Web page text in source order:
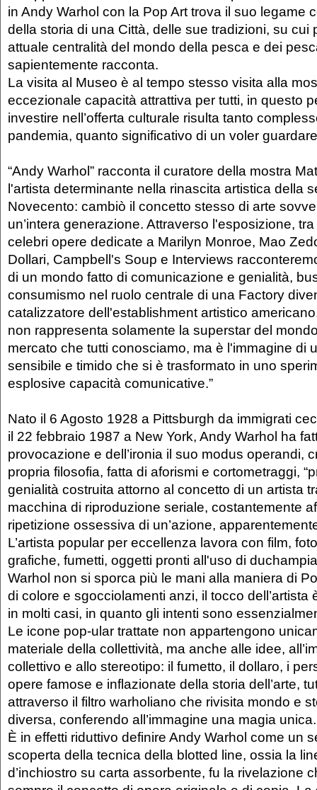
in Andy Warhol con la Pop Art trova il suo legame
della storia di una Città, delle sue tradizioni, su cui
attuale centralità del mondo della pesca e dei
sapientemente racconta.
La visita al Museo è al tempo stesso visita alla
eccezionale capacità attrattiva per tutti, in questo
investire nell’offerta culturale risulta tanto
pandemia, quanto significativo di un voler
“Andy Warhol” racconta il curatore della mostra
l'artista determinante nella rinascita artistica della
Novecento: cambiò il concetto stesso di arte
un’intera generazione. Attraverso l'esposizione,
celebri opere dedicate a Marilyn Monroe, Mao
Dollari, Campbell's Soup e Interviews
di un mondo fatto di comunicazione e genialità,
consumismo nel ruolo centrale di una Factory
catalizzatore dell'establishment artistico
non rappresenta solamente la superstar del
mercato che tutti conosciamo, ma è l'immagine di
sensibile e timido che si è trasformato in uno
esplosive capacità comunicative.”
Nato il 6 Agosto 1928 a Pittsburgh da immigrati
il 22 febbraio 1987 a New York, Andy Warhol ha
provocazione e dell’ironia il suo modus operandi,
propria filosofia, fatta di aforismi e cortometraggi,
genialità costruita attorno al concetto di un artista
macchina di riproduzione seriale, costantemente
ripetizione ossessiva di un’azione,
L’artista popular per eccellenza lavora con film,
grafiche, fumetti, oggetti pronti all'uso di
Warhol non si sporca più le mani alla maniera di
di colore e sgocciolamenti anzi, il tocco dell’artista
in molti casi, in quanto gli intenti sono
Le icone pop-ular trattate non appartengono
materiale della collettività, ma anche alle idee,
collettivo e allo stereotipo: il fumetto, il dollaro, i
opere famose e inflazionate della storia dell’arte,
attraverso il filtro warholiano che rivisita mondo e
diversa, conferendo all’immagine una magia unica.
È in effetti riduttivo definire Andy Warhol come un
scoperta della tecnica della blotted line, ossia la
d’inchiostro su carta assorbente, fu la rivelazione